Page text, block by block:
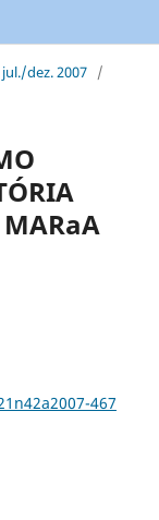
dez. 2007 /
MARaA
467